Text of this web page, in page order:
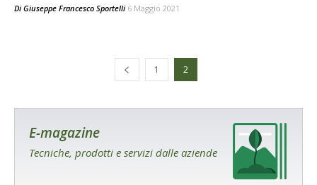
Di Giuseppe Francesco Sportelli 6 Maggio 2021
1 2
E-magazine
Tecniche, prodotti e servizi dalle aziende